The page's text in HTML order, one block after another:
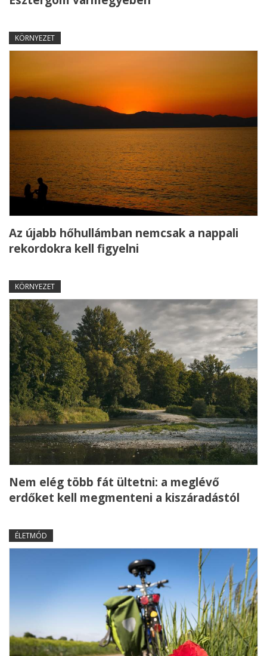
KÖRNYEZET
Az újabb hőhullámban nemcsak a nappali
rekordokra kell figyelni
KÖRNYEZET
Nem elég több fát ültetni: a meglévő
erdőket kell megmenteni a kiszáradástól
ÉLETMÓD